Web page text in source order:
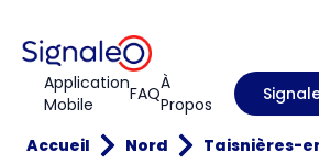
Application
Mobile
FAQÀ
Propos
Accueil Nord Taisnières-